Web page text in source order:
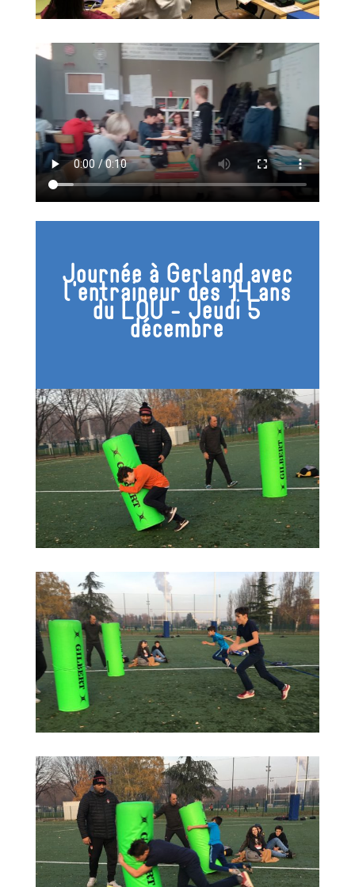
Journée à Gerland avec
l'entraineur des 14 ans
du LOU - Jeudi 5
décembre